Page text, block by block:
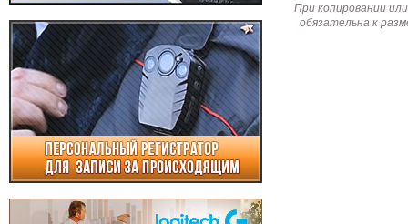
При копировании
обязательна к